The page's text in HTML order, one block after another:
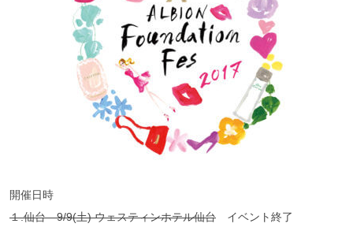
開催日時
１.仙台 9/9(土)ウェスティンホテル仙台 イベント終了